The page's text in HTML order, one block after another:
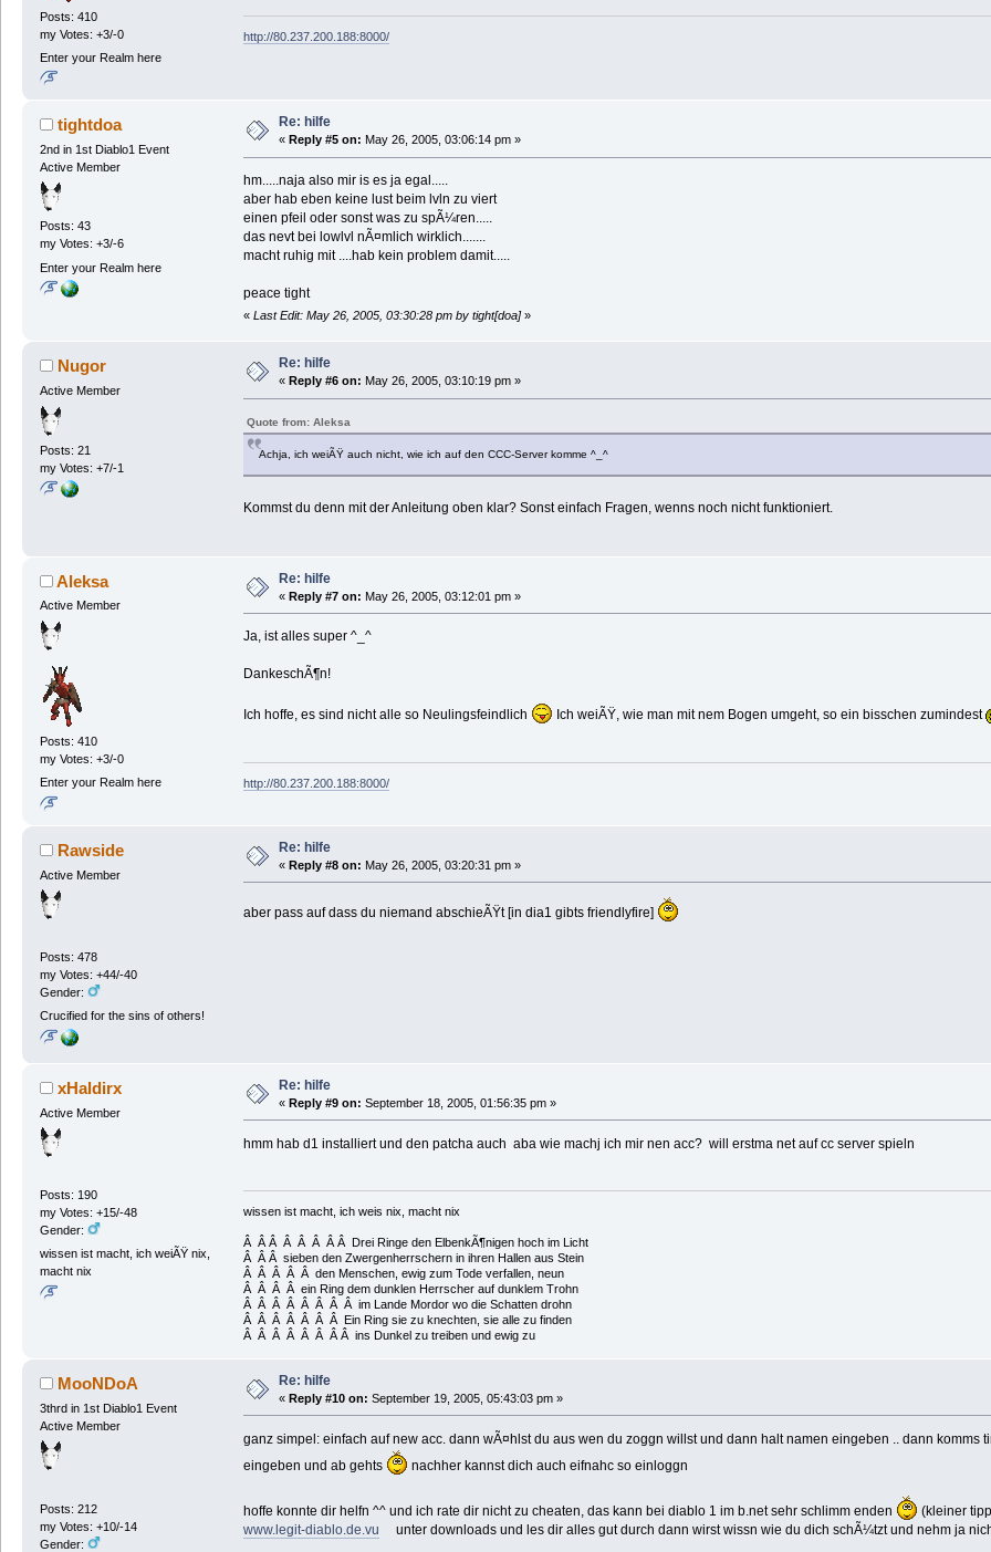
Posts: 410
my Votes: +3/-0
Enter your Realm here
http://80.237.200.188:8000/
tightdoa
2nd in 1st Diablo1 Event
Active Member
Posts: 43
my Votes: +3/-6
Enter your Realm here
Re: hilfe
« Reply #5 on: May 26, 2005, 03:06:14 pm »
hm.....naja also mir is es ja egal.....
aber hab eben keine lust beim lvln zu viert
einen pfeil oder sonst was zu spÃ¼ren.....
das nevt bei lowlvl nÃ¤mlich wirklich.......
macht ruhig mit ....hab kein problem damit.....
peace tight
« Last Edit: May 26, 2005, 03:30:28 pm by tight[doa]»
Nugor
Active Member
Posts: 21
my Votes: +7/-1
Re: hilfe
« Reply #6 on: May 26, 2005, 03:10:19 pm »
Quote from: Aleksa
Achja, ich weiÃŸ auch nicht, wie ich auf den CCC-Server komme ^_^
Kommst du denn mit der Anleitung oben klar? Sonst einfach Fragen, wenns noch nicht funktioniert.
Aleksa
Active Member
Posts: 410
my Votes: +3/-0
Enter your Realm here
Re: hilfe
« Reply #7 on: May 26, 2005, 03:12:01 pm »
Ja, ist alles super ^_^
DankeschÃ¶n!
Ich hoffe, es sind nicht alle so Neulingsfeindlich Ich weiÃŸ, wie man mit nem Bogen umgeht, so ein bisschen zumindest
http://80.237.200.188:8000/
Rawside
Active Member
Posts: 478
my Votes: +44/-40
Gender:
Crucified for the sins of others!
Re: hilfe
« Reply #8 on: May 26, 2005, 03:20:31 pm »
aber pass auf dass du niemand abschieÃŸt [in dia1 gibts friendlyfire]
xHaldirx
Active Member
Posts: 190
my Votes: +15/-48
Gender:
wissen ist macht, ich weiÃŸ nix,
macht nix
Re: hilfe
« Reply #9 on: September 18, 2005, 01:56:35 pm »
hmm hab d1 installiert und den patcha auch aba wie machj ich mir nen acc? will erstma net auf cc server spieln
wissen ist macht, ich weis nix, macht nix
Â Â Â Â Â Â Â Â Drei Ringe den ElbenkÃ¶nigen hoch im Licht
Â Â Â sieben den Zwergenherrschern in ihren Hallen aus Stein
Â Â Â Â Â den Menschen, ewig zum Tode verfallen, neun
Â Â Â Â ein Ring dem dunklen Herrscher auf dunklem Trohn
Â Â Â Â Â Â Â Â im Lande Mordor wo die Schatten drohn
Â Â Â Â Â Â Â Ein Ring sie zu knechten, sie alle zu finden
Â Â Â Â Â Â Â Â ins Dunkel zu treiben und ewig zu
MooNDoA
3thrd in 1st Diablo1 Event
Active Member
Posts: 212
my Votes: +10/-14
Gender:
Re: hilfe
« Reply #10 on: September 19, 2005, 05:43:03 pm »
ganz simpel: einfach auf new acc. dann wÃ¤hlst du aus wen du zoggn willst und dann halt namen eingeben .. dann komms
eingeben und ab gehts
nachher kannst dich auch eifnahc so einloggn
hoffe konnte dir helfn ^^ und ich rate dir nicht zu cheaten, das kann bei diablo 1 im b.net sehr schlimm enden (kleiner
www.legit-diablo.de.vu unter downloads und les dir alles gut durch dann wirst wissn wie du dich schÃ¼tzt und nehm ja